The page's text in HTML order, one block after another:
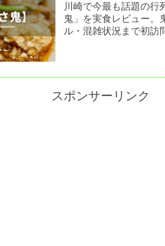
川崎で今最も話題の行
鬼」を実食レビュー。
ル・混雑状況まで初訪
スポンサーリンク